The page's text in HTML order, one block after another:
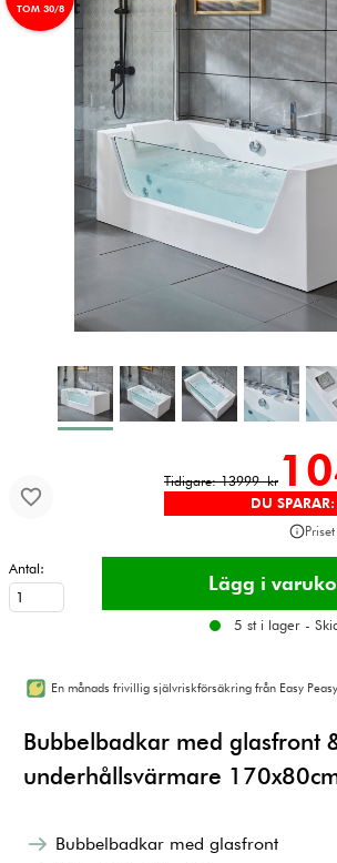
TOM 30/8
Tidigare: 13999 kr
DU
Antal:
5 st i lager -
En månads frivillig självriskförsäkring från Easy
Bubbelbadkar med glasfront
underhållsvärmare
Bubbelbadkar med glasfront